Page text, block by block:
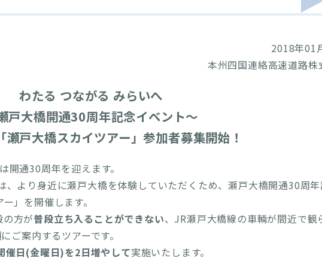
2018年01
本州四国連絡高速道路株
わたる つながる みらいへ
戸大橋開通30周年記念イベント～
戸大橋スカイツアー」参加者募集開始！
開通30周年を迎えます。
、より身近に瀬戸大橋を体験していただくため、瀬戸大橋開通30周
」を開催します。
の方が普段立ち入ることができない、JR瀬戸大橋線の車輌が間近で観
にご案内するツアーです。
催日(金曜日)を2日増やして実施いたします。